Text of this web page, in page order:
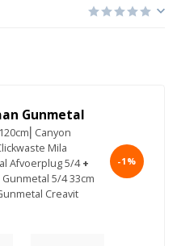
Gunmetal
Mila
Afvoerplug 5/4 +
5/4 33cm
Creavit
-1%